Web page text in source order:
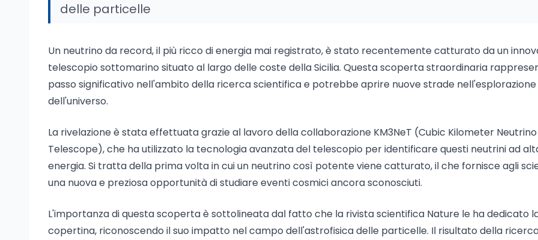
delle particelle
Un neutrino da record, il più ricco di energia mai registrato, è stato recentemente catturato da un
telescopio sottomarino situato al largo delle coste della Sicilia. Questa scoperta straordinaria
passo significativo nell'ambito della ricerca scientifica e potrebbe aprire nuove strade nell'esplorazione
dell'universo.
La rivelazione è stata effettuata grazie al lavoro della collaborazione KM3NeT (Cubic Kilometer Neutrino
Telescope), che ha utilizzato la tecnologia avanzata del telescopio per identificare questi neutrini ad
energia. Si tratta della prima volta in cui un neutrino così potente viene catturato, il che fornisce agli
una nuova e preziosa opportunità di studiare eventi cosmici ancora sconosciuti.
L'importanza di questa scoperta è sottolineata dal fatto che la rivista scientifica Nature le ha dedicato
copertina, riconoscendo il suo impatto nel campo dell'astrofisica delle particelle. Il risultato della